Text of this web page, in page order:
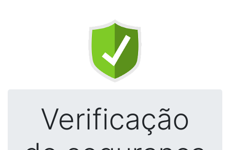
Verificação